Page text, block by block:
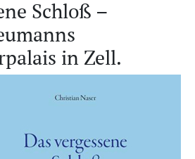
Schloß –
in Zell.